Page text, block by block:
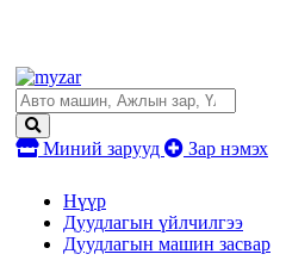
Миний зарууд Зар нэмэх
Нүүр
Дуудлагын үйлчилгээ
Дуудлагын машин засвар